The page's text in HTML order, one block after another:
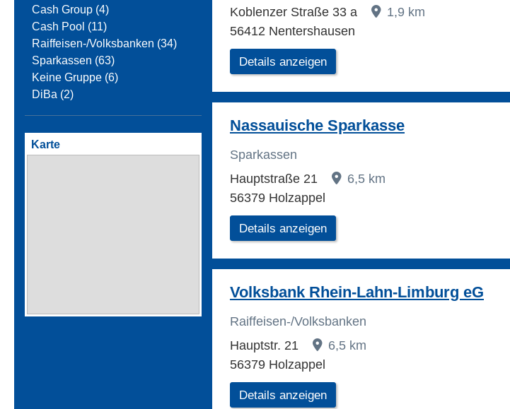
Cash Group (4)
Cash Pool (11)
Raiffeisen-/Volksbanken (34)
Sparkassen (63)
Keine Gruppe (6)
DiBa (2)
Koblenzer Straße 33 a
1,9 km
56412 Nentershausen
Details anzeigen
Nassauische Sparkasse
Sparkassen
Hauptstraße 21
6,5 km
56379 Holzappel
Details anzeigen
Volksbank Rhein-Lahn-Limburg eG
Raiffeisen-/Volksbanken
Hauptstr. 21
6,5 km
56379 Holzappel
Details anzeigen
Karte